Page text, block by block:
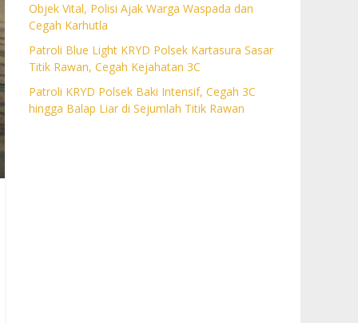
Objek Vital, Polisi Ajak Warga Waspada dan
Cegah Karhutla
Patroli Blue Light KRYD Polsek Kartasura Sasar
Titik Rawan, Cegah Kejahatan 3C
Patroli KRYD Polsek Baki Intensif, Cegah 3C
hingga Balap Liar di Sejumlah Titik Rawan